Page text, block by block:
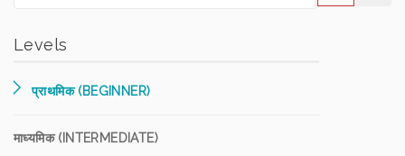
Levels
प्राथमिक (BEGINNER)
माध्यमिक (INTERMEDIATE)